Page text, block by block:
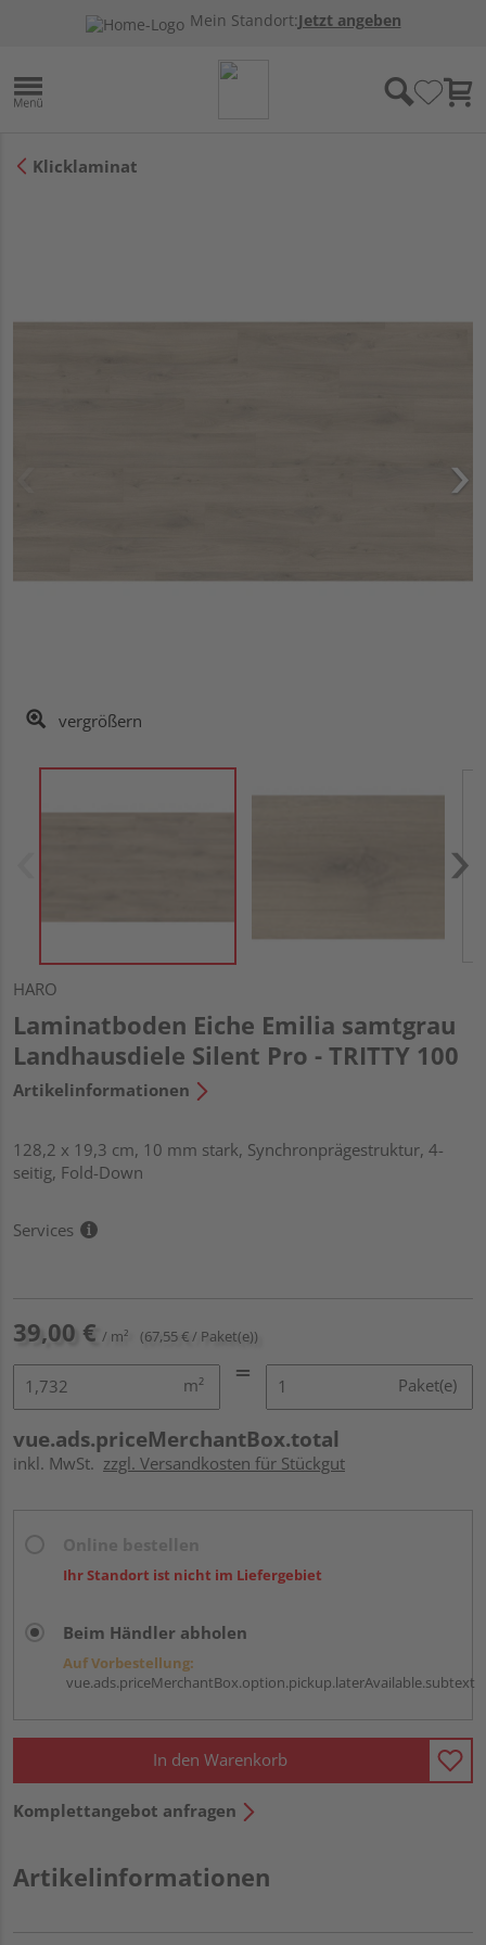
Mein Standort:Jetzt angeben
Klicklaminat
vergrößern
HARO
Laminatboden Eiche Emilia samtgrau
Landhausdiele Silent Pro - TRITTY 100
Artikelinformationen
128,2 x 19,3 cm, 10 mm stark, Synchronprägestruktur, 4-
seitig, Fold-Down
Services
39,00 € / m² (67,55 € / Paket(e))
m² Paket(e)
vue.ads.priceMerchantBox.total
inkl. MwSt. zzgl. Versandkosten für Stückgut
Ihr Standort ist nicht im Liefergebiet
Beim Händler abholen
Auf Vorbestellung:
vue.ads.priceMerchantBox.option.pickup.laterAvailable.subtext
In den Warenkorb
Komplettangebot anfragen
Artikelinformationen